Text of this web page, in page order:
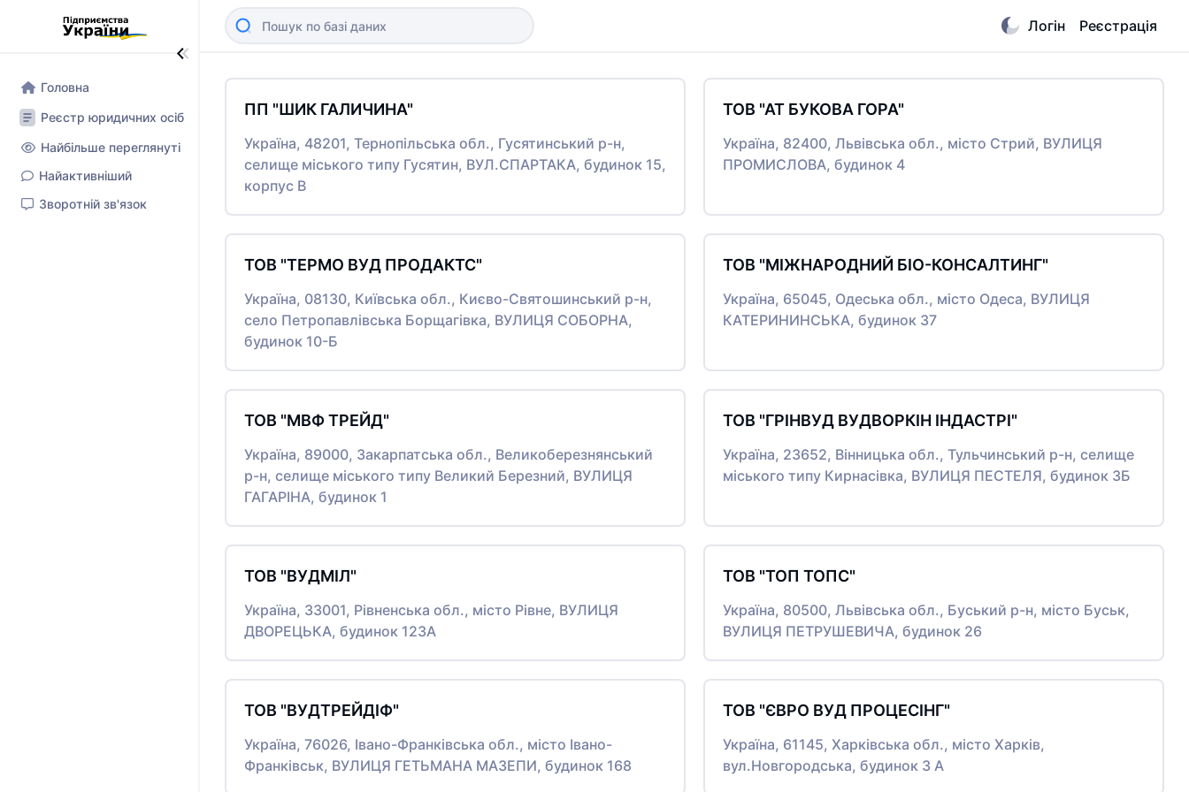
Головна
Реєстр юридичних осіб
Найбільше переглянуті
Найактивніший
Зворотній зв'язок
Логін Реєстрація
ПП "ШИК ГАЛИЧИНА"
Україна, 48201, Тернопільська обл., Гусятинський р-н,
селище міського типу Гусятин, ВУЛ.СПАРТАКА, будинок 15,
корпус В
ТОВ "АТ БУКОВА ГОРА"
Україна, 82400, Львівська обл., місто Стрий, ВУЛИЦЯ
ПРОМИСЛОВА, будинок 4
ТОВ "ТЕРМО ВУД ПРОДАКТС"
Україна, 08130, Київська обл., Києво-Святошинський р-н,
село Петропавлівська Борщагівка, ВУЛИЦЯ СОБОРНА,
будинок 10-Б
ТОВ "МІЖНАРОДНИЙ БІО-КОНСАЛТИНГ"
Україна, 65045, Одеська обл., місто Одеса, ВУЛИЦЯ
КАТЕРИНИНСЬКА, будинок 37
ТОВ "МВФ ТРЕЙД"
Україна, 89000, Закарпатська обл., Великоберезнянський
р-н, селище міського типу Великий Березний, ВУЛИЦЯ
ГАГАРІНА, будинок 1
ТОВ "ГРІНВУД ВУДВОРКІН ІНДАСТРІ"
Україна, 23652, Вінницька обл., Тульчинський р-н, селище
міського типу Кирнасівка, ВУЛИЦЯ ПЕСТЕЛЯ, будинок 3Б
ТОВ "ВУДМІЛ"
Україна, 33001, Рівненська обл., місто Рівне, ВУЛИЦЯ
ДВОРЕЦЬКА, будинок 123А
ТОВ "ТОП ТОПС"
Україна, 80500, Львівська обл., Буський р-н, місто Буськ,
ВУЛИЦЯ ПЕТРУШЕВИЧА, будинок 26
ТОВ "ВУДТРЕЙДІФ"
Україна, 76026, Івано-Франківська обл., місто Івано-
Франківськ, ВУЛИЦЯ ГЕТЬМАНА МАЗЕПИ, будинок 168
ТОВ "ЄВРО ВУД ПРОЦЕСІНГ"
Україна, 61145, Харківська обл., місто Харків,
вул.Новгородська, будинок 3 А